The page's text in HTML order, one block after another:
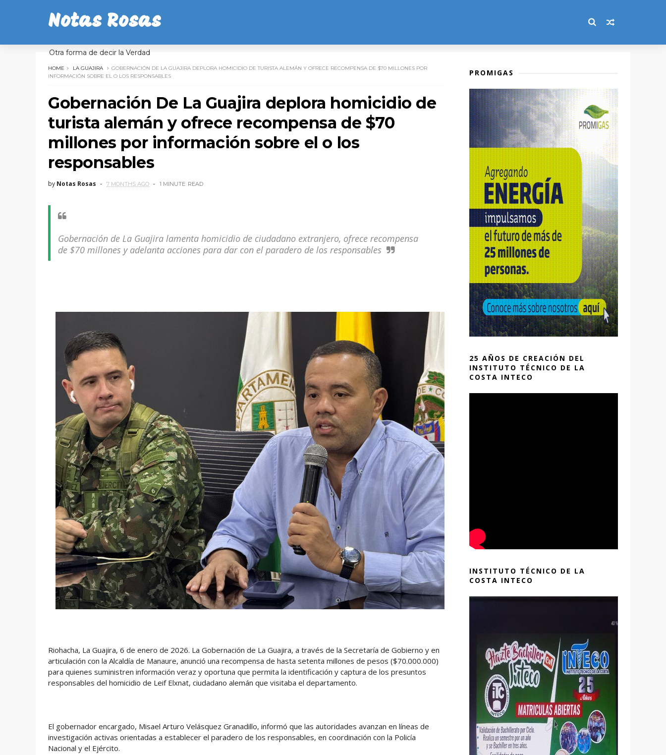
Notas Rosas
Otra forma de decir la Verdad
HOME LA GUAJIRA
GOBERNACIÓN DE LA GUAJIRA DEPLORA HOMICIDIO DE TURISTA ALEMÁN Y OFRECE RECOMPENSA DE $70 MILLONES POR
INFORMACIÓN SOBRE EL O LOS RESPONSABLES
Gobernación De La Guajira deplora homicidio de
turista alemán y ofrece recompensa de $70
millones por información sobre el o los
responsables
by Notas Rosas 7 MONTHS AGO 1 MINUTE READ
Gobernación de La Guajira lamenta homicidio de ciudadano extranjero, ofrece recompensa
de $70 millones y adelanta acciones para dar con el paradero de los responsables
Riohacha, La Guajira, 6 de enero de 2026. La Gobernación de La Guajira, a través de la Secretaría de Gobierno y en
articulación con la Alcaldía de Manaure, anunció una recompensa de hasta setenta millones de pesos ($70.000.000)
para quienes suministren información veraz y oportuna que permita la identificación y captura de los presuntos
responsables del homicidio de Leif Elxnat, ciudadano alemán que visitaba el departamento.
El gobernador encargado, Misael Arturo Velásquez Granadillo, informó que las autoridades avanzan en líneas de
investigación activas orientadas a establecer el paradero de los responsables, en coordinación con la Policía
Nacional y el Ejército.
PROMIGAS
25 AÑOS DE CREACIÓN DEL
INSTITUTO TÉCNICO DE LA
COSTA INTECO
INSTITUTO TÉCNICO DE LA
COSTA INTECO